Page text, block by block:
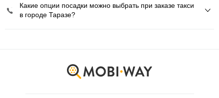
Какие опции посадки можно выбрать при заказе такси
в городе Таразе?